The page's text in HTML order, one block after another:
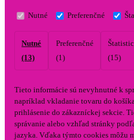
Nutné Preferenčné
Nutné
(13)
Preferenčné
(1)
(15)
Tieto informácie sú nevyhnutné k
napríklad vkladanie tovaru do
prihlásenie do zákazníckej sekcie.
správanie alebo vzhľad stránky
jazyka. Vďaka týmto cookies môžu